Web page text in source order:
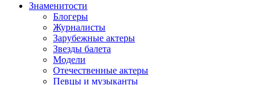
Знаменитости
Блогеры
Журналисты
Зарубежные актеры
Звезды балета
Модели
Отечественные актеры
Певцы и музыканты